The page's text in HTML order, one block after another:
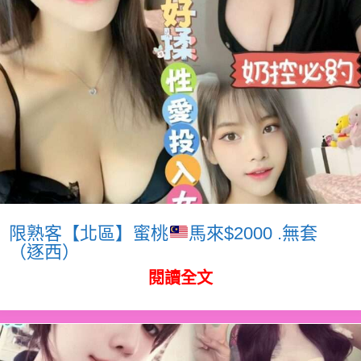
限熟客【北區】蜜桃
馬來$2000 .無套
（逐西）
閱讀全文